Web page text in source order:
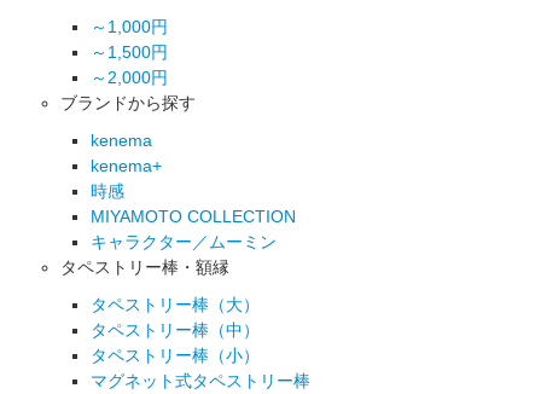
～1,000円
～1,500円
～2,000円
ブランドから探す
kenema
kenema+
時感
MIYAMOTO COLLECTION
キャラクター／ムーミン
タペストリー棒・額縁
タペストリー棒（大）
タペストリー棒（中）
タペストリー棒（小）
マグネット式タペストリー棒